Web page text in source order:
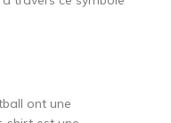
ont une